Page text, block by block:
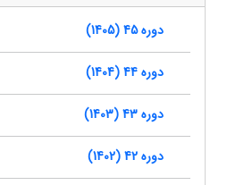
دوره 45 (1405)
دوره 44 (1404)
دوره 43 (1403)
دوره 42 (1402)